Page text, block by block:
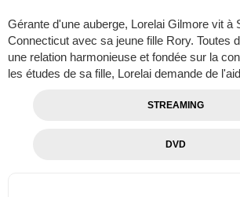
Gérante d'une auberge, Lorelai Gilmore vit à
Connecticut avec sa jeune fille Rory. Toutes
une relation harmonieuse et fondée sur la
les études de sa fille, Lorelai demande de
STREAMING
DVD